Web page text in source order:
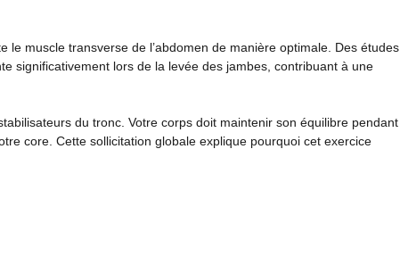
muscle transverse de l’abdomen de manière optimale. Des études
significativement lors de la levée des jambes, contribuant à une
du tronc. Votre corps doit maintenir son équilibre pendant
core. Cette sollicitation globale explique pourquoi cet exercice